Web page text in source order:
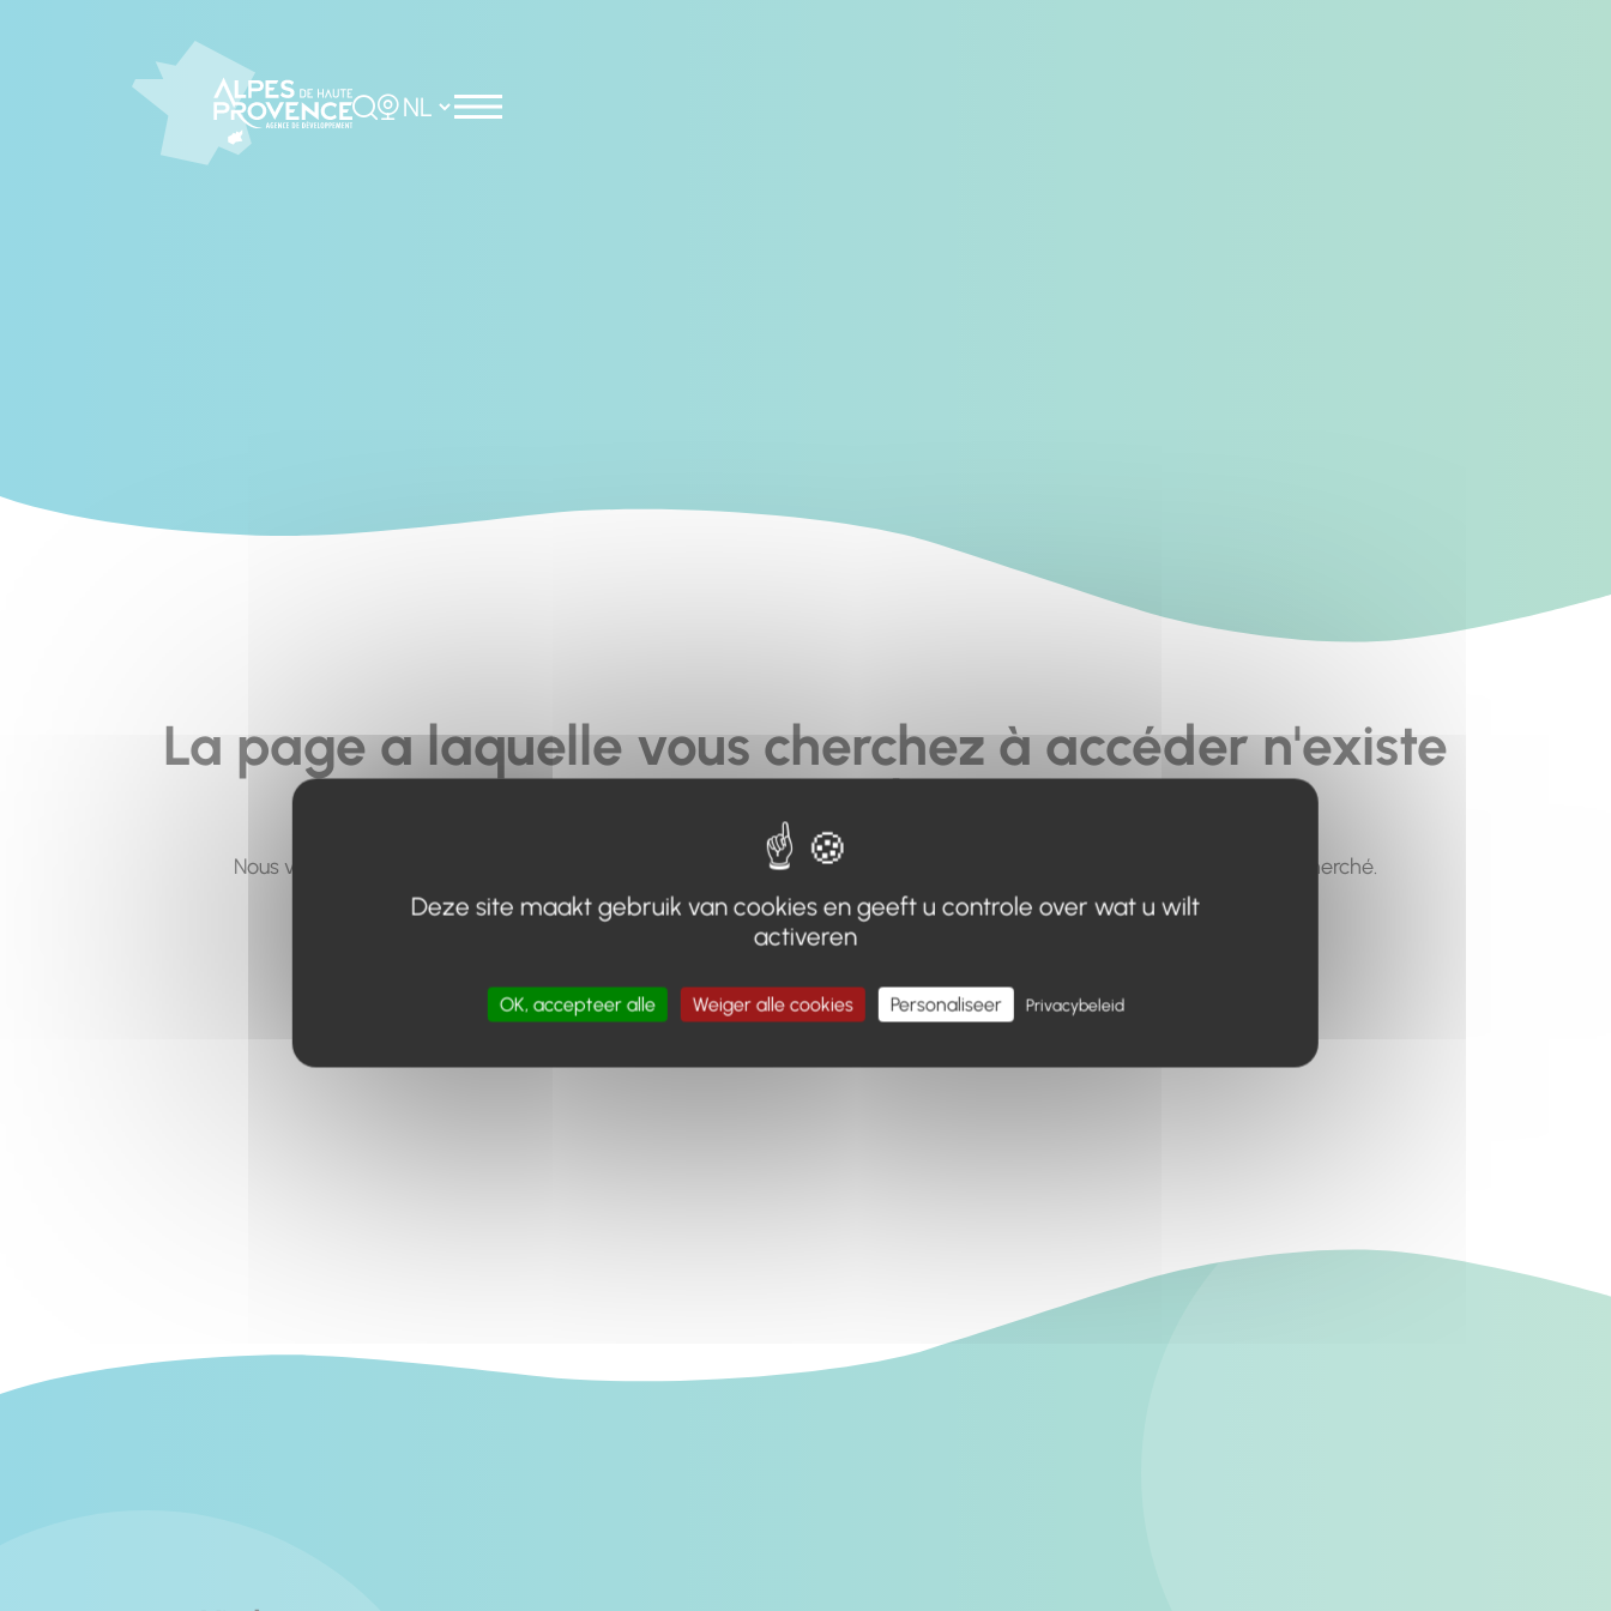
Rechercher
Choisir la langue
La page a laquelle vous cherchez à accéder n'existe
pas... ou plus.
Nous vous invitons à utiliser le moteur de recherche en haut de page, ou à utiliser le menu pour trouver le contenu recherché.
Retour à l'accueil
Deze site maakt gebruik van cookies en geeft u controle over wat u wilt
activeren
OK, accepteer alle Weiger alle cookies Personaliseer Privacybeleid